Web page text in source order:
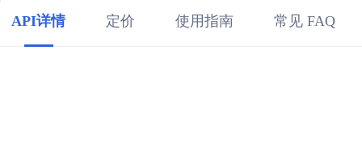
API详情 定价 使用指南 常见 FAQ